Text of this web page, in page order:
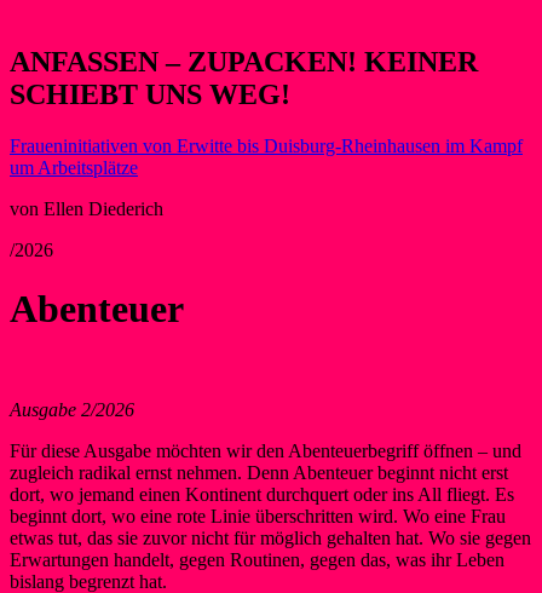
ANFASSEN – ZUPACKEN! KEINER
SCHIEBT UNS WEG!
Fraueninitiativen von Erwitte bis Duisburg-Rheinhausen im Kampf
um Arbeitsplätze
von Ellen Diederich
/2026
Abenteuer
Ausgabe 2/2026
Für diese Ausgabe möchten wir den Abenteuerbegriff öffnen – und
zugleich radikal ernst nehmen. Denn Abenteuer beginnt nicht erst
dort, wo jemand einen Kontinent durchquert oder ins All fliegt. Es
beginnt dort, wo eine rote Linie überschritten wird. Wo eine Frau
etwas tut, das sie zuvor nicht für möglich gehalten hat. Wo sie gegen
Erwartungen handelt, gegen Routinen, gegen das, was ihr Leben
bislang begrenzt hat.